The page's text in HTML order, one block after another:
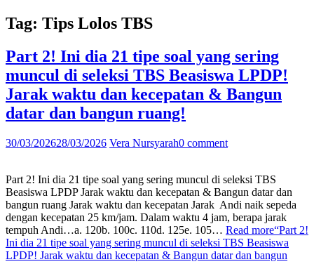
Tag: Tips Lolos TBS
Part 2! Ini dia 21 tipe soal yang sering
muncul di seleksi TBS Beasiswa LPDP!
Jarak waktu dan kecepatan & Bangun
datar dan bangun ruang!
30/03/202628/03/2026 Vera Nursyarah0 comment
Part 2! Ini dia 21 tipe soal yang sering muncul di seleksi TBS
Beasiswa LPDP Jarak waktu dan kecepatan & Bangun datar dan
bangun ruang Jarak waktu dan kecepatan Jarak Andi naik sepeda
dengan kecepatan 25 km/jam. Dalam waktu 4 jam, berapa jarak
tempuh Andi…a. 120b. 100c. 110d. 125e. 105… Read more“Part 2!
Ini dia 21 tipe soal yang sering muncul di seleksi TBS Beasiswa
LPDP! Jarak waktu dan kecepatan & Bangun datar dan bangun